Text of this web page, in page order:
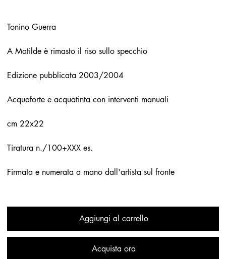
Tonino Guerra
A Matilde è rimasto il riso sullo specchio
Edizione pubblicata 2003/2004
Acquaforte e acquatinta con interventi manuali
cm 22x22
Tiratura n./100+XXX es.
Firmata e numerata a mano dall'artista sul fronte
Aggiungi al carrello
Acquista ora